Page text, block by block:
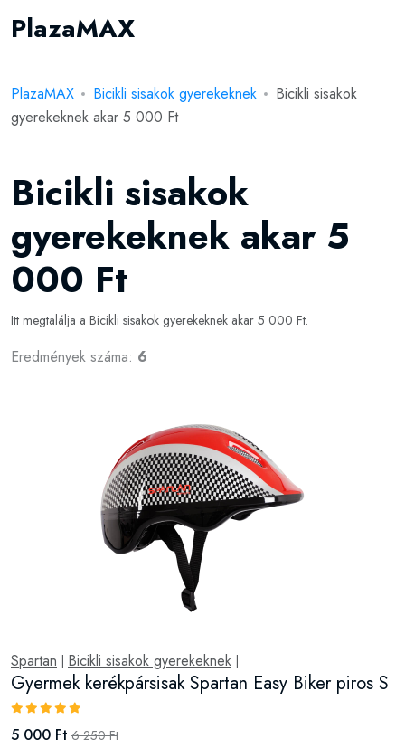
PlazaMAX
PlazaMAX Bicikli sisakok gyerekeknek
Bicikli sisakok
gyerekeknek akar 5 000 Ft
Bicikli sisakok
gyerekeknek akar 5
000 Ft
Itt megtalálja a Bicikli sisakok gyerekeknek akar 5 000 Ft.
Eredmények száma: 6
Spartan Bicikli sisakok gyerekeknek
Gyermek kerékpársisak Spartan Easy Biker piros S
5 000 Ft 6 250 Ft